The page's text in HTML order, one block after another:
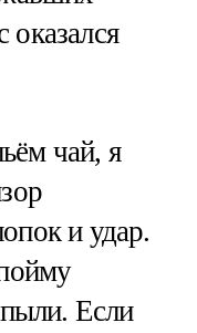
оказался
чай, я
и удар.
пыли. Если